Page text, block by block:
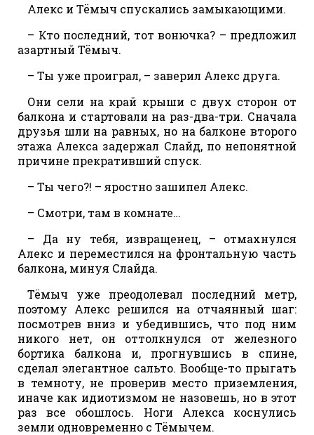
Алекс и Тёмыч спускались замыкающими.
– Кто последний, тот вонючка? – предложил
азартный Тёмыч.
– Ты уже проиграл, – заверил Алекс друга.
Они сели на край крыши с двух сторон от
балкона и стартовали на раз-два-три. Сначала
друзья шли на равных, но на балконе второго
этажа Алекса задержал Слайд, по непонятной
причине прекративший спуск.
– Ты чего?! – яростно зашипел Алекс.
– Смотри, там в комнате…
– Да ну тебя, извращенец, – отмахнулся
Алекс и переместился на фронтальную часть
балкона, минуя Слайда.
Тёмыч уже преодолевал последний метр,
поэтому Алекс решился на отчаянный шаг:
посмотрев вниз и убедившись, что под ним
никого нет, он оттолкнулся от железного
бортика балкона и, прогнувшись в спине,
сделал элегантное сальто. Вообще-то прыгать
в темноту, не проверив место приземления,
иначе как идиотизмом не назовешь, но в этот
раз все обошлось. Ноги Алекса коснулись
земли одновременно с Тёмычем.